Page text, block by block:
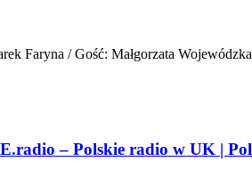
Faryna / Gość: Małgorzata Wojewódzka